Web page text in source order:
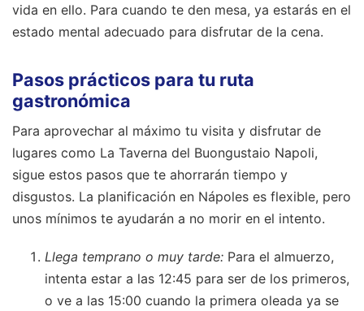
vida en ello. Para cuando te den mesa, ya estarás en el
estado mental adecuado para disfrutar de la cena.
Pasos prácticos para tu ruta
gastronómica
Para aprovechar al máximo tu visita y disfrutar de
lugares como La Taverna del Buongustaio Napoli,
sigue estos pasos que te ahorrarán tiempo y
disgustos. La planificación en Nápoles es flexible, pero
unos mínimos te ayudarán a no morir en el intento.
Llega temprano o muy tarde: Para el almuerzo,
intenta estar a las 12:45 para ser de los primeros,
o ve a las 15:00 cuando la primera oleada ya se